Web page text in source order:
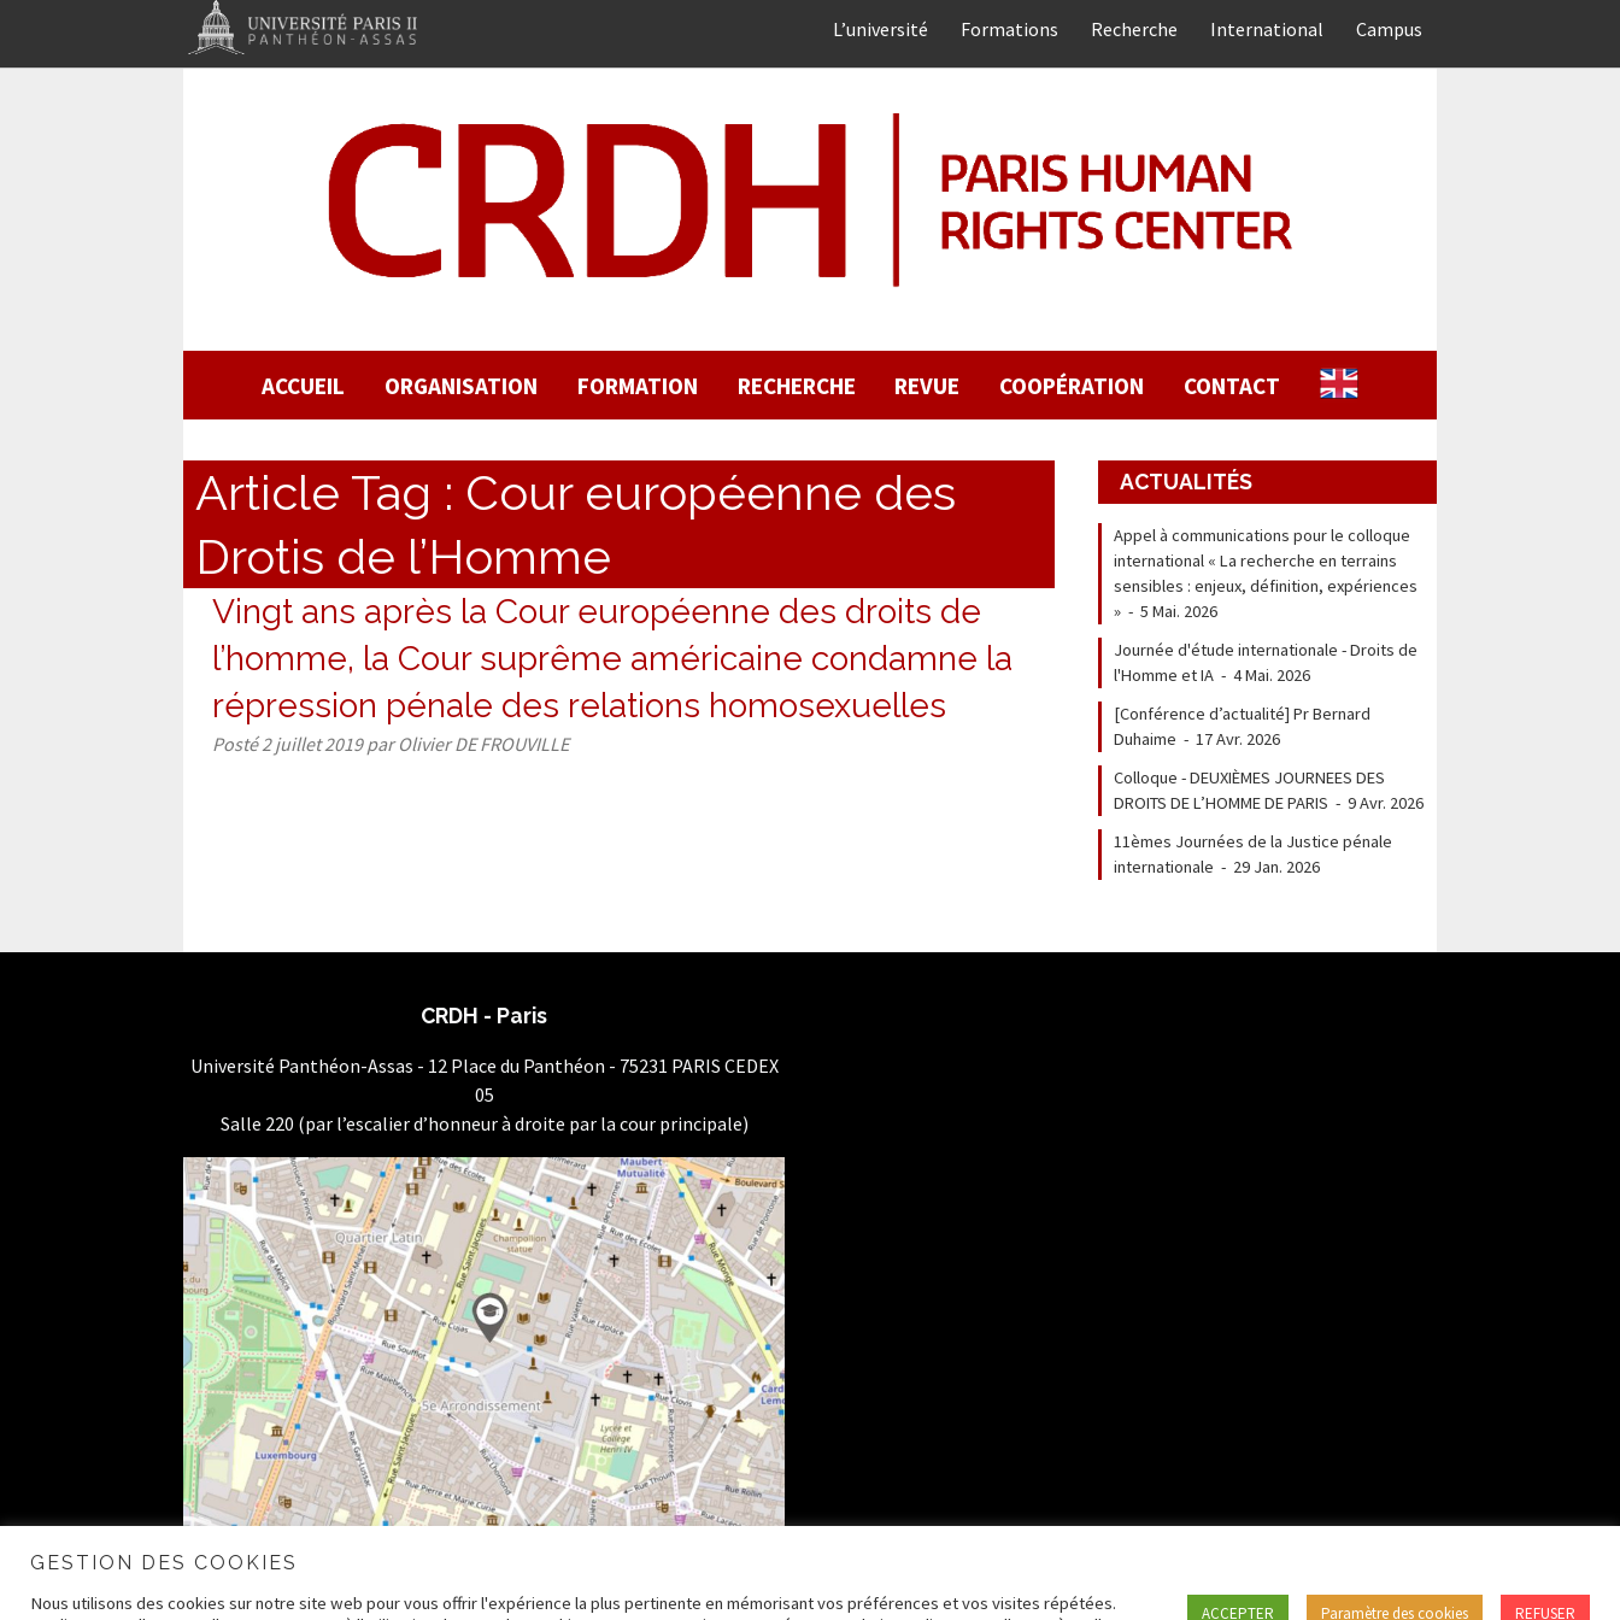
L’université Formations Recherche International Campus
ACCUEIL ORGANISATION FORMATION RECHERCHE REVUE COOPÉRATION CONTACT
Article Tag : Cour européenne des
Drotis de l’Homme
Vingt ans après la Cour européenne des droits de
l’homme, la Cour suprême américaine condamne la
répression pénale des relations homosexuelles
Posté2 juillet 2019 par Olivier DE FROUVILLE
ACTUALITÉS
Appel à communications pour le colloque
international « La recherche en terrains
sensibles : enjeux, définition, expériences
» -5 Mai. 2026
Journée d'étude internationale - Droits de
l'Homme et IA -4 Mai. 2026
[Conférence d’actualité] Pr Bernard
Duhaime -17 Avr. 2026
Colloque - DEUXIÈMES JOURNEES DES
DROITS DE L’HOMME DE PARIS -9 Avr. 2026
11èmes Journées de la Justice pénale
internationale - 29 Jan. 2026
CRDH - Paris
Université Panthéon-Assas - 12 Place du Panthéon - 75231 PARIS CEDEX
05
Salle 220 (par l’escalier d’honneur à droite par la cour principale)
GESTION DES COOKIES
Nous utilisons des cookies sur notre site web pour vous offrir l'expérience la plus pertinente en mémorisant vos préférences et vos visites répétées.
ACCEPTER Paramètre des cookies REFUSER